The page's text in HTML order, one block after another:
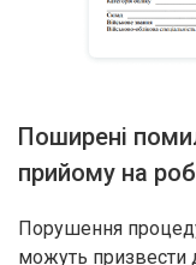
Поширені
прийому на
Порушення
можуть призвести